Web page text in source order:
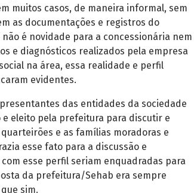
muitos casos, de maneira informal, sem
as documentações e registros do
é novidade para a concessionária nem
e diagnósticos realizados pela empresa
na área, essa realidade e perfil
evidentes.
das entidades da sociedade
eleito pela prefeitura para discutir e
e as famílias moradoras e
esse fato para a discussão e
esse perfil seriam enquadradas para
da prefeitura/Sehab era sempre
sim.